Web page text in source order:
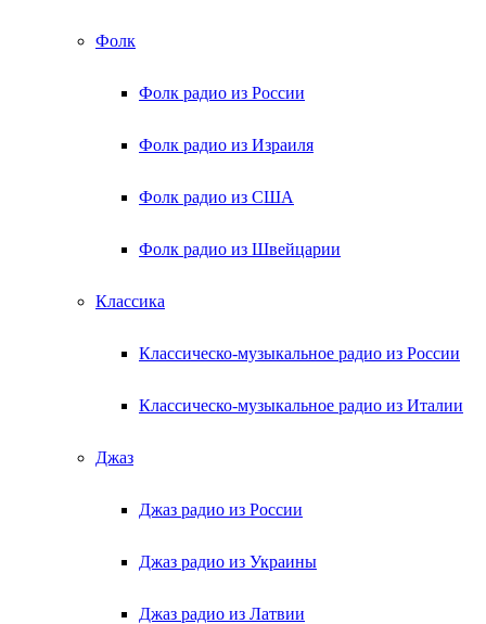
Фолк
Фолк радио из России
Фолк радио из Израиля
Фолк радио из США
Фолк радио из Швейцарии
Классика
Классическо-музыкальное радио из России
Классическо-музыкальное радио из Италии
Джаз
Джаз радио из России
Джаз радио из Украины
Джаз радио из Латвии